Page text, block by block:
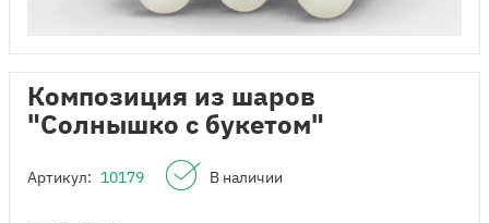
Композиция из шаров
"Солнышко с букетом"
Артикул: 10179 В наличии